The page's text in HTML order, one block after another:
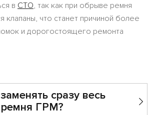
в СТО, так как при обрыве ремня
клапаны, что станет причиной более
и дорогостоящего ремонта
сразу весь
ГРМ?